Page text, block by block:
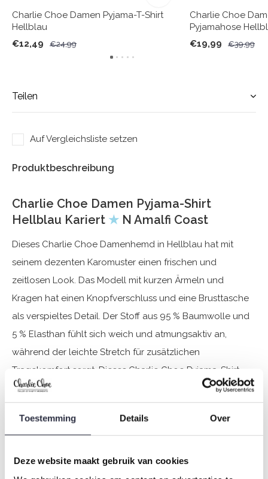
Toestemming Details Over
Deze website maakt gebruik van cookies
Charlie Choe Damen Pyjama-T-Shirt
Hellblau
€12,49
€24,99
Charlie Choe
Pyjamahose
€19,99
€39,99
Teilen
Auf Vergleichsliste setzen
Produktbeschreibung
Charlie Choe Damen Pyjama-Shirt
Hellblau Kariert ★ N Amalfi Coast
Dieses Charlie Choe Damenhemd in Hellblau hat mit
seinem dezenten Karomuster einen frischen und
zeitlosen Look. Das Modell mit kurzen Ärmeln und
Kragen hat einen Knopfverschluss und eine Brusttasche
als verspieltes Detail. Der Stoff aus 95 % Baumwolle und
5 % Elasthan fühlt sich weich und atmungsaktiv an,
während der leichte Stretch für zusätzlichen
Tragekomfort sorgt. Dieses Charlie Choe Pyjama-Shirt
lässt sich perfekt mit passenden Shorts oder Hosen aus
der Kollektion kombinieren und sorgt für ein luftiges und
stilvolles Outfit für warme Sommernächte und